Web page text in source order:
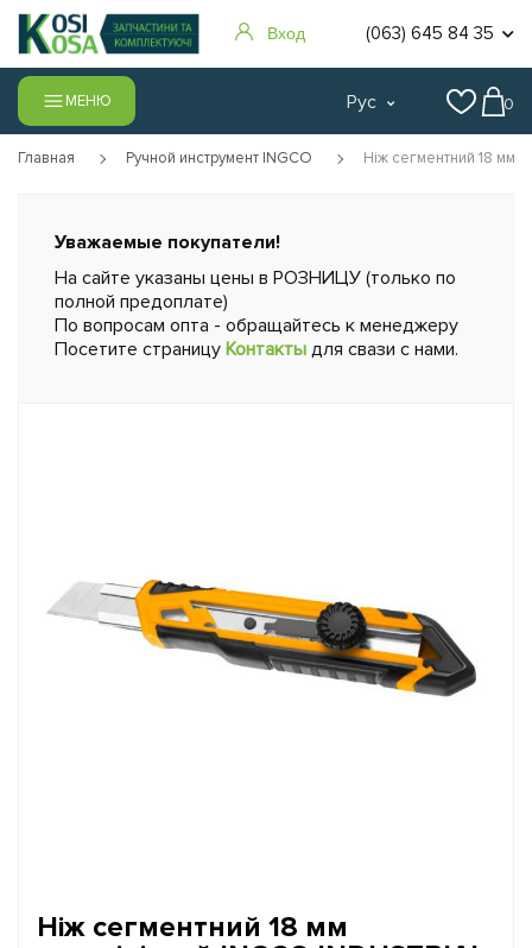
Вход (063) 645 84 35
МЕНЮ Рус 0
Главная Ручной инструмент INGCO Ніж сегментний 18 мм
Уважаемые покупатели!
На сайте указаны цены в РОЗНИЦУ (только по
полной предоплате)
По вопросам опта - обращайтесь к менеджеру
Посетите страницу Контакты для свази с нами.
Ніж сегментний 18 мм